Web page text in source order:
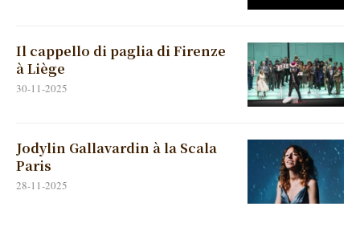
Il cappello di paglia di Firenze
à Liège
30-11-2025
Jodylin Gallavardin à la Scala
Paris
28-11-2025